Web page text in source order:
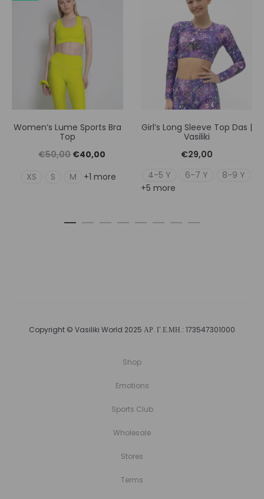
Women’s Lume Sports Bra
Top
€50,00 Original
price
€40,00
€40,00.
XS S M +1 more
Girl’s Long Sleeve Top Das |
Vasiliki
€29,00
4-5 Y
6-7 Y
8-9 Y
+5 more
Copyright © Vasiliki World 2025 ΑΡ. Γ.Ε.ΜΗ.: 173547301000
Shop
Emotions
Sports Club
Wholesale
Stores
Terms